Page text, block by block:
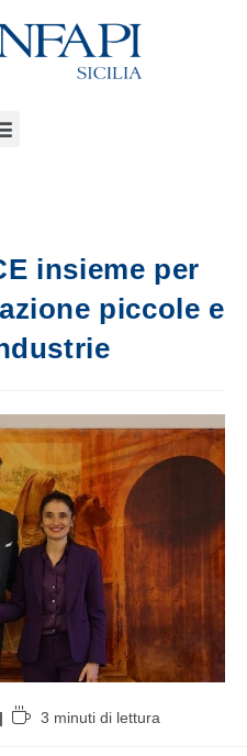
insieme per
piccole e
3 minuti di lettura